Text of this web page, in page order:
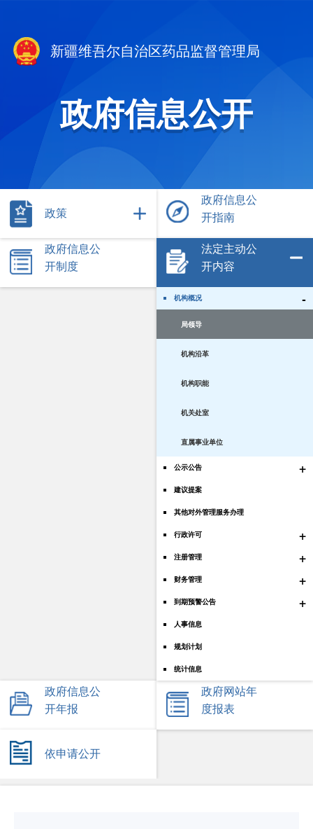
新疆维吾尔自治区药品监督管理局
政府信息公开
政策
政府信息公
开指南
政府信息公
开制度
法定主动公
开内容
机构概况 -
局领导
机构沿革
机构职能
机关处室
直属事业单位
公示公告 +
建议提案
其他对外管理服务办理
行政许可 +
注册管理 +
财务管理 +
到期预警公告 +
人事信息
规划计划
统计信息
政府信息公
开年报
政府网站年
度报表
依申请公开